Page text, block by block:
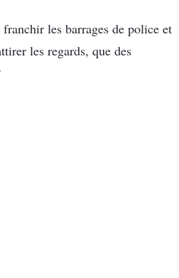
les barrages de police et
les regards, que des